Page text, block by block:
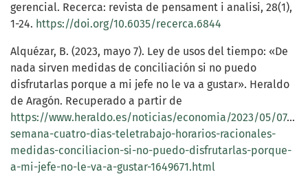
gerencial. Recerca: revista de pensament i analisi, 28(1),
1-24. https://doi.org/10.6035/recerca.6844
Alquézar, B. (2023, mayo 7). Ley de usos del tiempo: «De
nada sirven medidas de conciliación si no puedo
disfrutarlas porque a mi jefe no le va a gustar». Heraldo
de Aragón. Recuperado a partir de
https://www.heraldo.es/noticias/economia/2023/05/07/
semana-cuatro-dias-teletrabajo-horarios-racionales-
medidas-conciliacion-si-no-puedo-disfrutarlas-porque-
a-mi-jefe-no-le-va-a-gustar-1649671.html